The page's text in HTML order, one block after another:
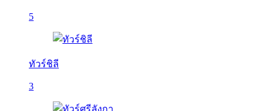
5
ทัวร์ชิลี
3